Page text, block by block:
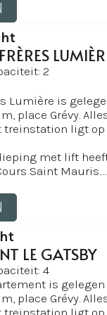
2
Lumière is
place Grévy.
treinstation ligt
met lift
Saint Mauris.
vloer, verf,
doordacht! In de 17
uw telefoons,
tv-scherm met
keuken,
bed 140 x
in het teken van
Fiction, James
LE GATSBY
4
is
place Grévy.
treinstation ligt